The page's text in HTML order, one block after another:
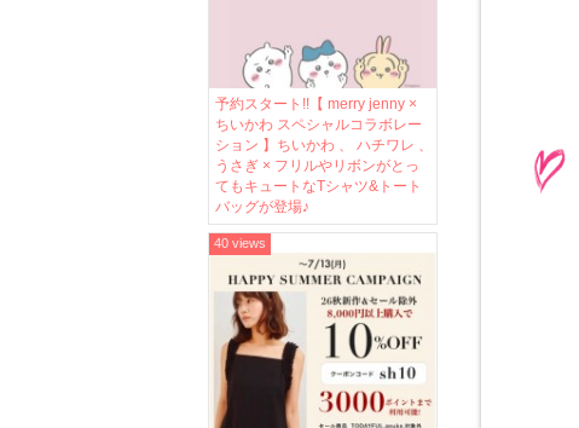
予約スタート!!【 merry jenny ×
ちいかわ スペシャルコラボレー
ション 】ちいかわ 、 ハチワレ 、
うさぎ × フリルやリボンがとっ
てもキュートなTシャツ&トート
バッグが登場♪
40 views